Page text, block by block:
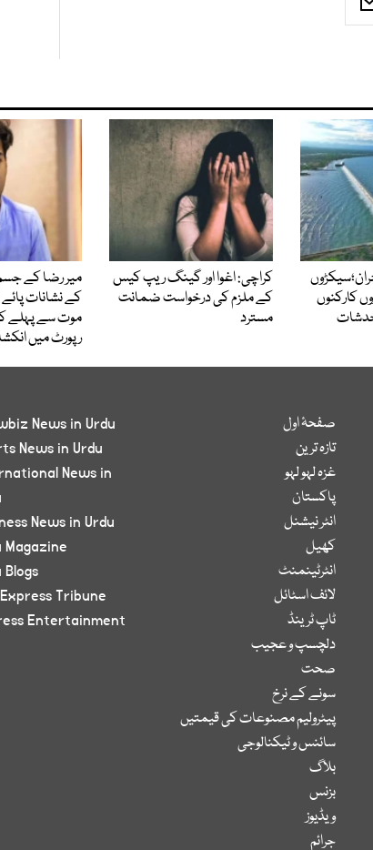
کارکنوں
کراچی: اغوا اور گینگ ریپ کیس
کے ملزم کی درخواست ضمانت
مسترد
میر رضا کے
کے نشانات
موت سے پہلے
رپورٹ میں
صفحۂ اول
تازہ ترین
غزہ لہو لہو
پاکستان
انٹر نیشنل
کھیل
انٹرٹینمنٹ
لائف اسٹائل
ٹاپ ٹرینڈ
دلچسپ و عجیب
صحت
سونے کے نرخ
پیٹرولیم مصنوعات کی قیمتیں
سائنس و ٹیکنالوجی
بلاگ
بزنس
ویڈیوز
جرائم
News in Urdu
News in Urdu
News in
News in Urdu
Magazine
Blogs
Tribune
Entertainment